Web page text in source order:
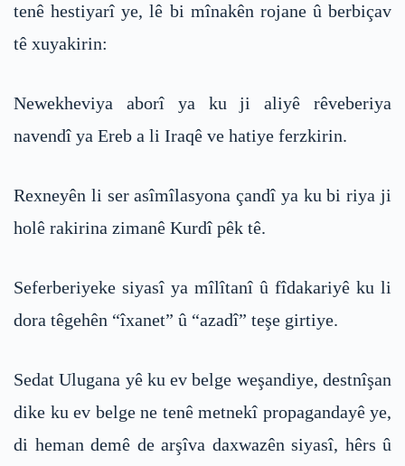
tenê hestiyarî ye, lê bi mînakên rojane û berbiçav
tê xuyakirin:
Newekheviya aborî ya ku ji aliyê rêveberiya
navendî ya Ereb a li Iraqê ve hatiye ferzkirin.
Rexneyên li ser asîmîlasyona çandî ya ku bi riya ji
holê rakirina zimanê Kurdî pêk tê.
Seferberiyeke siyasî ya mîlîtanî û fîdakariyê ku li
dora têgehên “îxanet” û “azadî” teşe girtiye.
Sedat Ulugana yê ku ev belge weşandiye, destnîşan
dike ku ev belge ne tenê metnekî propagandayê ye,
di heman demê de arşîva daxwazên siyasî, hêrs û